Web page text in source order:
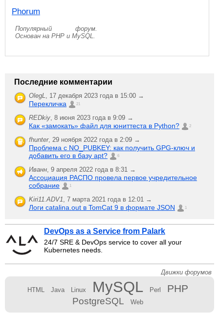
Phorum
Популярный форум.
Основан на PHP и MySQL.
Последние комментарии
OlegL, 17 декабря 2023 года в 15:00 →
Перекличка 21
REDkiy, 8 июня 2023 года в 9:09 →
Как «замокать» файл для юниттеста в Python? 2
fhunter, 29 ноября 2022 года в 2:09 →
Проблема с NO_PUBKEY: как получить GPG-ключ и
добавить его в базу apt?
6
Иванн, 9 апреля 2022 года в 8:31 →
Ассоциация РАСПО провела первое учредительное
собрание
1
Kiri11.ADV1, 7 марта 2021 года в 12:01 →
Логи catalina.out в TomCat 9 в формате JSON 1
DevOps as a Service from Palark
24/7 SRE & DevOps service to cover all your
Kubernetes needs.
Движки форумов
HTML Java Linux MySQL Perl PHP
PostgreSQL Web